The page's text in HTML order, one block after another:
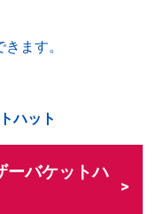
ます。
ハット
ーバケットハ